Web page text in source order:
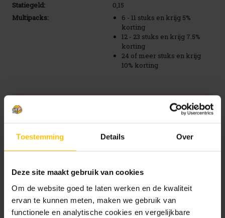
Toestemming Details Over
Deze site maakt gebruik van cookies
Om de website goed te laten werken en de kwaliteit
ervan te kunnen meten, maken we gebruik van
functionele en analytische cookies en vergelijkbare
Statiegeld:
0,15
Multipacks:
6 - 11 stuks en krijg 5%
korting
12 - 23 stuks en krijg 7.5%
korting
24 of meer stuks en krijg
10% korting
Huidige
voorraad:
Toevoegen aan verlanglijstje
We mailen je graag zodra het product terug op
voorraad is.